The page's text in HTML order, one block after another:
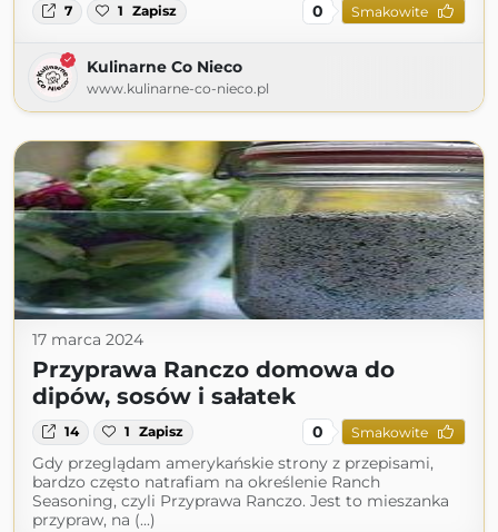
7 1 Zapisz 0 Smakowite
Kulinarne Co Nieco
www.kulinarne-co-nieco.pl
17 marca 2024
Przyprawa Ranczo domowa do
dipów, sosów i sałatek
14 1 Zapisz 0 Smakowite
Gdy przeglądam amerykańskie strony z przepisami,
bardzo często natrafiam na określenie Ranch
Seasoning, czyli Przyprawa Ranczo. Jest to mieszanka
przypraw, na (...)